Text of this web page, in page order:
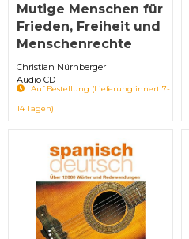
Mutige Menschen für
Frieden, Freiheit und
Menschenrechte
Christian Nürnberger
Audio CD
Auf Bestellung (Lieferung innert 7-
14 Tagen)